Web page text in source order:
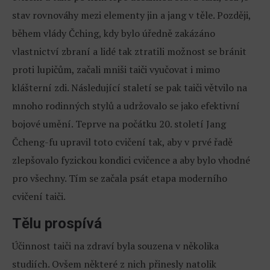
stav rovnováhy mezi elementy jin a jang v těle. Později,
během vlády Čching, kdy bylo úředně zakázáno
vlastnictví zbraní a lidé tak ztratili možnost se bránit
proti lupičům, začali mniši taiči vyučovat i mimo
klášterní zdi. Následující staletí se pak taiči větvilo na
mnoho rodinných stylů a udržovalo se jako efektivní
bojové umění. Teprve na počátku 20. století Jang
Čcheng-fu upravil toto cvičení tak, aby v prvé řadě
zlepšovalo fyzickou kondici cvičence a aby bylo vhodné
pro všechny. Tím se začala psát etapa moderního
cvičení taiči.
Tělu prospívá
Účinnost taiči na zdraví byla souzena v několika
studiích. Ovšem některé z nich přinesly natolik